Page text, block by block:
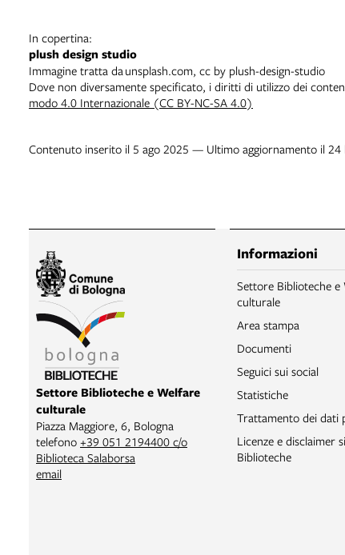
In copertina:
plush design studio
Immagine tratta da unsplash.com, cc by plush-design-studio
Dove non diversamente specificato, i diritti di utilizzo dei
modo 4.0 Internazionale (CC BY-NC-SA 4.0)
Contenuto inserito il 5 ago 2025 — Ultimo aggiornamento il 24
Settore Biblioteche e Welfare
culturale
Piazza Maggiore, 6, Bologna
telefono +39 051 2194400 c/o
Biblioteca Salaborsa
email
Informazioni
Settore Biblioteche e
culturale
Area stampa
Documenti
Seguici sui social
Statistiche
Trattamento dei dati
Licenze e disclaimer
Biblioteche